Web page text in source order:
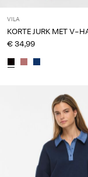
VILA
KORTE JURK MET V-
€ 34,99